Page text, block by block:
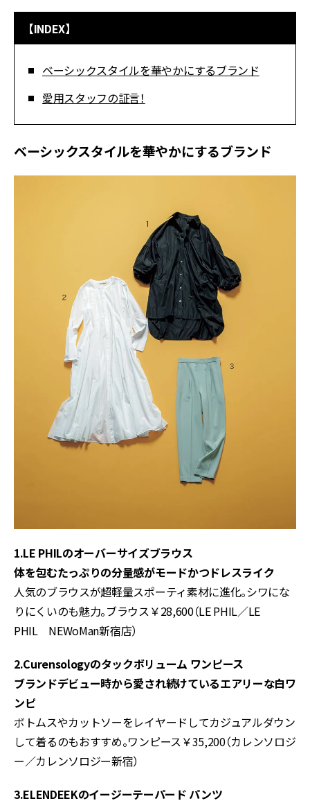
【INDEX】
ベーシックスタイルを華やかにするブランド
愛用スタッフの証言！
ベーシックスタイルを華やかにするブランド
1.LE PHILのオーバーサイズブラウス
体を包むたっぷりの分量感がモードかつドレスライク
人気のブラウスが超軽量スポーティ素材に進化。シワにな
りにくいのも魅力。ブラウス￥28,600（LE PHIL／LE
PHIL NEWoMan新宿店）
2.Curensologyのタックボリューム ワンピース
ブランドデビュー時から愛され続けているエアリーな白ワ
ンピ
ボトムスやカットソーをレイヤードしてカジュアルダウン
して着るのもおすすめ。ワンピース￥35,200（カレンソロジ
ー／カレンソロジー新宿）
3.ELENDEEKのイージーテーパード パンツ